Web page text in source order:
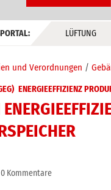
LÜFTUNG
und Verordnungen
ENERGIEEFFIZIENZ
0 Kommentare